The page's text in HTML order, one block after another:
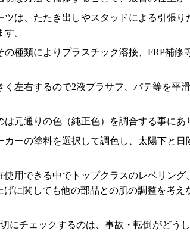
は、たたき出しやスタッドによる引張
。
種類によりプラスチック溶接、FRP補
左右するので2液プラサフ、パテ等を平
元通りの色（純正色）を調合する事にあ
ーの塗料を選択して調色し、太陽下と
使用できる中でトップクラスのレベリン
に関しても他の部品との肌の調整を考え
にチェックするのは、事故・転倒がどう